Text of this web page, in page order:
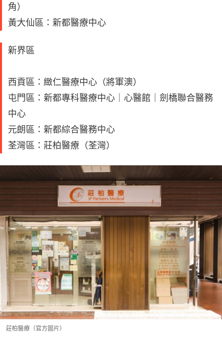
角）
黃大仙區：新都醫療中心
新界區
西貢區：緻仁醫療中心（將軍澳）
屯門區：新都專科醫療中心｜心醫館｜劍橋聯合醫務
中心
元朗區：新都綜合醫務中心
荃灣區：莊柏醫療（荃灣）
莊柏醫療（官方圖片）